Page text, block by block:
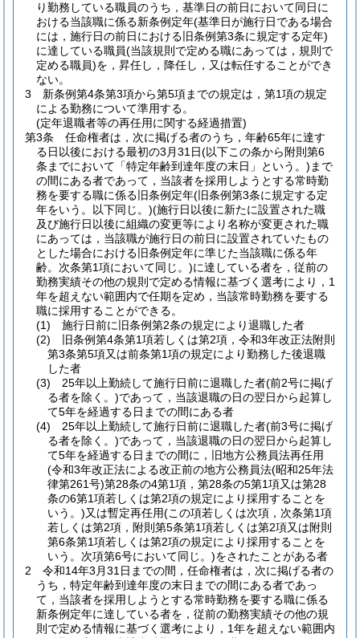
り勤務している職員のうち，基準日の前日において同日に
おける当該職に係る新条例定年(基準日が施行日である場合
には，施行日の前日における旧条例第3条に規定する定年)
に達している職員(当該規則で定める職にあっては，規則で
定める職員)を，昇任し，降任し，又は転任することができ
ない。
3
新条例第4条第3項から第5項までの規定は，第1項の規定
による勤務について準用する。
(定年退職者等の再任用に関する経過措置)
第3条
任命権者は，次に掲げる者のうち，年齢65年に達す
る日以後における最初の3月31日(以下この条から附則第6
条までにおいて「特定年齢到達年度の末日」という。) まで
の間にある者であって，当該者を採用しようとする常時勤
務を要する職に係る旧条例定年(旧条例第3条に規定する定
年をいう。以下同じ。)(施行日以後に新たに設置された職
及び施行日以後に組織の変更等により名称が変更された職
にあっては，当該職が施行日の前日に設置されていたもの
とした場合における旧条例定年に準じた当該職に係る年
齢。次条第1項において同じ。)に達している者を，従前の
勤務実績その他の規則で定める情報に基づく選考により，1
年を超えない範囲内で任期を定め，当該常時勤務を要する
職に採用することができる。
(1)
施行日前に旧条例第2条の規定により退職した者
(2)
旧条例第4条第1項若しくは第2項，令和3年改正法附則
第3条第5項又は前条第1項の規定により勤務した後退職
した者
(3)
25年以上勤続して施行日前に退職した者(前2号に掲げ
る者を除く。)であって，当該退職の日の翌日から起算し
て5年を経過する日までの間にある者
(4)
25年以上勤続して施行日前に退職した者(前3号に掲げ
る者を除く。)であって，当該退職の日の翌日から起算し
て5年を経過する日までの間に，旧地方公務員法再任用
(令和3年改正法による改正前の地方公務員法(昭和25年法
律第261号)第28条の4第1項，第28条の5第1項又は第28
条の6第1項若しくは第2項の規定により採用することを
いう。)又は暫定再任用(この項若しくは次項，次条第1項
若しくは第2項，附則第5条第1項若しくは第2項又は附則
第6条第1項若しくは第2項の規定により採用することを
いう。次項第6号において同じ。)をされたことがある者
2
令和14年3月31日までの間，任命権者は，次に掲げる者の
うち，特定年齢到達年度の末日までの間にある者であっ
て，当該者を採用しようとする常時勤務を要する職に係る
新条例定年に達している者を，従前の勤務実績その他の規
則で定める情報に基づく選考により，1年を超えない範囲内